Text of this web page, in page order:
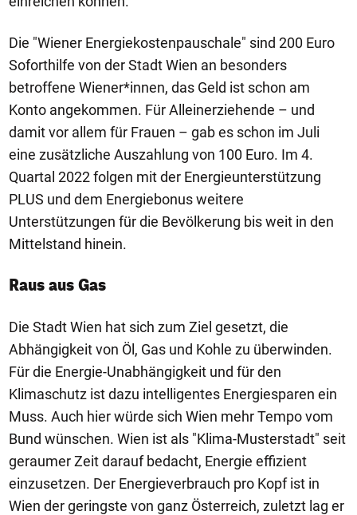
Die "Wiener Energiekostenpauschale" sind 200 Euro
Soforthilfe von der Stadt Wien an besonders
betroffene Wiener*innen, das Geld ist schon am
Konto angekommen. Für Alleinerziehende – und
damit vor allem für Frauen – gab es schon im Juli
eine zusätzliche Auszahlung von 100 Euro. Im 4.
Quartal 2022 folgen mit der Energieunterstützung
PLUS und dem Energiebonus weitere
Unterstützungen für die Bevölkerung bis weit in den
Mittelstand hinein.
Raus aus Gas
Die Stadt Wien hat sich zum Ziel gesetzt, die
Abhängigkeit von Öl, Gas und Kohle zu überwinden.
Für die Energie-Unabhängigkeit und für den
Klimaschutz ist dazu intelligentes Energiesparen ein
Muss. Auch hier würde sich Wien mehr Tempo vom
Bund wünschen. Wien ist als "Klima-Musterstadt" seit
geraumer Zeit darauf bedacht, Energie effizient
einzusetzen. Der Energieverbrauch pro Kopf ist in
Wien der geringste von ganz Österreich, zuletzt lag er